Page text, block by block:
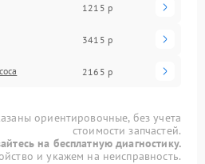
1215 р
3415 р
2165 р
ориентировочные, без учета
стоимости запчастей.
на бесплатную диагностику.
и укажем на неисправность.